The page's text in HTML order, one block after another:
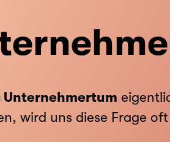
Unternehmertum
wird uns diese Frage